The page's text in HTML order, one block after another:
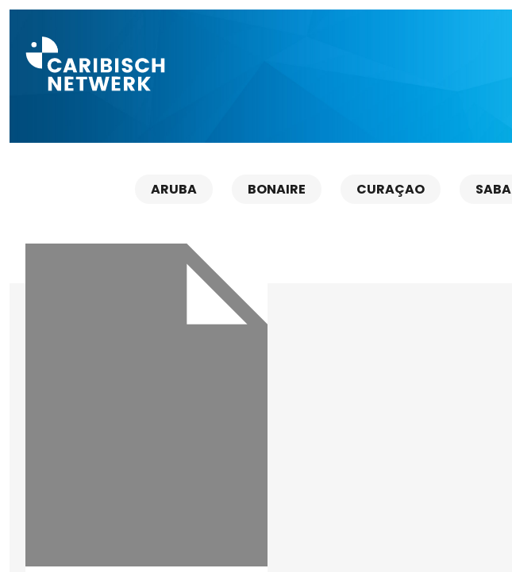
ARUBA BONAIRE CURAÇAO SABA